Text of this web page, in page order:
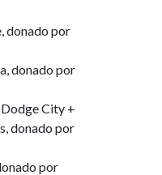
donado por
donado por
City +
donado por
por